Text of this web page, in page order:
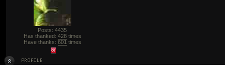
Posts: 4435
Has thanked: 428times
Have thanks: 601 times